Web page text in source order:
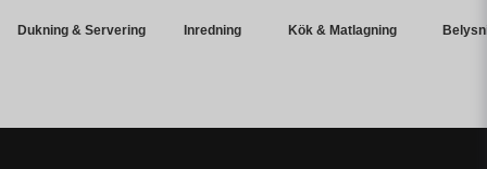
Dukning & Servering Inredning Kök & Matlagning